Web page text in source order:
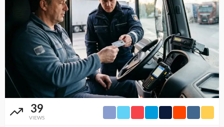
39
VIEWS